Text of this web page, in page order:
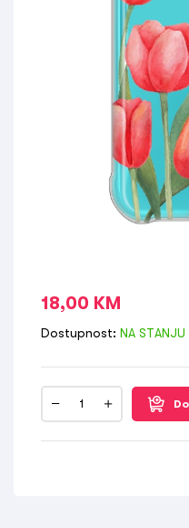
18,00 KM
Dostupnost: NA STANJU